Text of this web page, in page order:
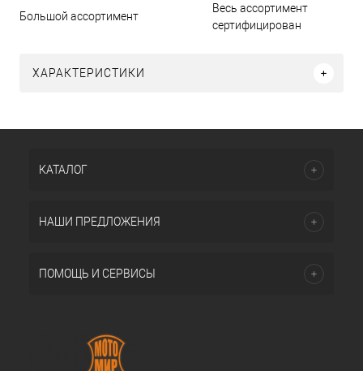
Большой ассортимент
Весь ассортимент
сертифицирован
ХАРАКТЕРИСТИКИ
КАТАЛОГ
НАШИ ПРЕДЛОЖЕНИЯ
ПОМОЩЬ И СЕРВИСЫ